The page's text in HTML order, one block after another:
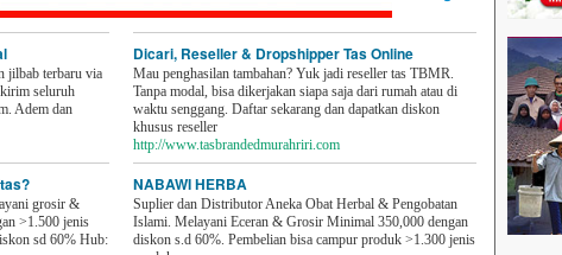
jilbab terbaru via
seluruh
Adem dan
grosir &
>1.500 jenis
sd 60% Hub:
Dicari, Reseller & Dropshipper Tas Online
Mau penghasilan tambahan? Yuk jadi reseller tas TBMR.
Tanpa modal, bisa dikerjakan siapa saja dari rumah atau di
waktu senggang. Daftar sekarang dan dapatkan diskon
khusus reseller
http://www.tasbrandedmurahriri.com
NABAWI HERBA
Suplier dan Distributor Aneka Obat Herbal & Pengobatan
Islami. Melayani Eceran & Grosir Minimal 350,000 dengan
diskon s.d 60%. Pembelian bisa campur produk >1.300 jenis